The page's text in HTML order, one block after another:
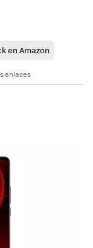
en Amazon
enlaces